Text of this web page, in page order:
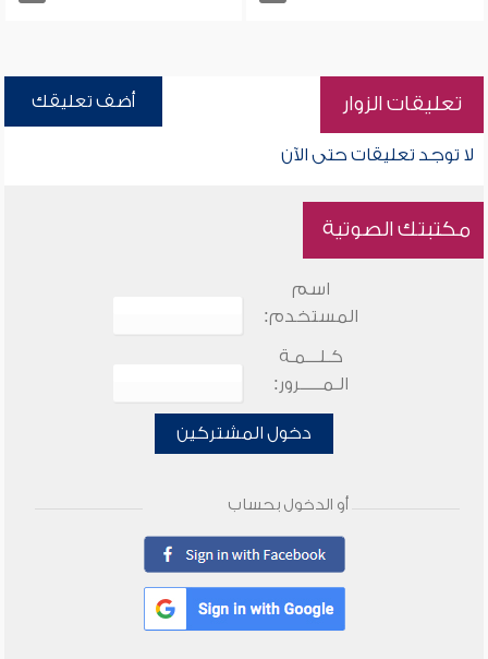
تعليقات الزوار أضف تعليقك
لا توجد تعليقات حتى الآن
مكتبتك الصوتية
اسم
المستخدم:
كـلـــمـة
الـمـــــرور:
دخول المشتركين
أو الدخول بحساب